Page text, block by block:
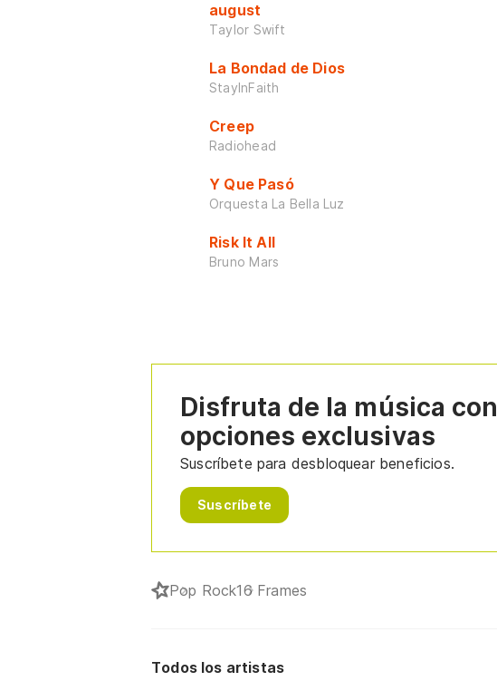
august
Taylor Swift
La Bondad de Dios
StayInFaith
Creep
Radiohead
Y Que Pasó
Orquesta La Bella Luz
Risk It All
Bruno Mars
Disfruta de la música con
opciones exclusivas
Suscríbete para desbloquear beneficios.
Suscríbete
Pop Rock16 Frames
Todos los artistas